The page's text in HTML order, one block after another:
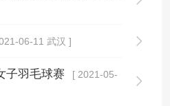
06-11 武汉 ]
子羽毛球赛
[ 2021-05-